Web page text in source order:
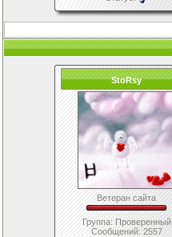
StoRsy
Ветеран сайта
Группа: Проверенный
Сообщений:2557